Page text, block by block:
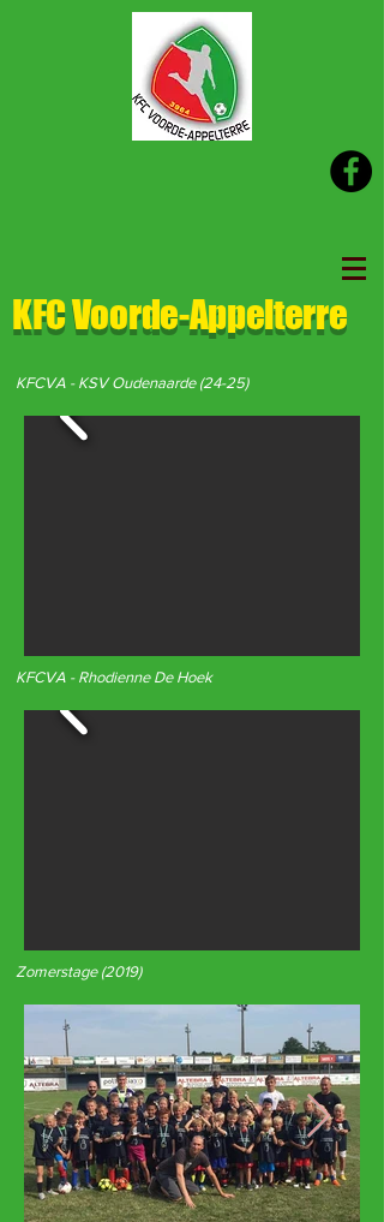
KFC Voorde-Appelterre
KFCVA - KSV Oudenaarde (24-25)
KFCVA - Rhodienne De Hoek
Zomerstage (2019)